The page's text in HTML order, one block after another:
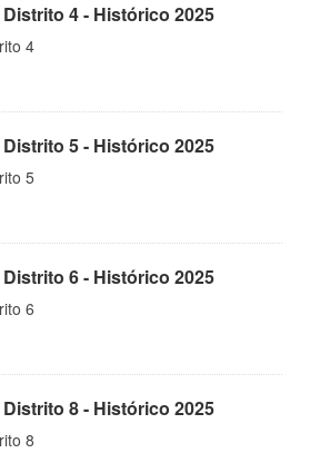
4 - Histórico 2025
4
5 - Histórico 2025
5
6 - Histórico 2025
6
8 - Histórico 2025
8